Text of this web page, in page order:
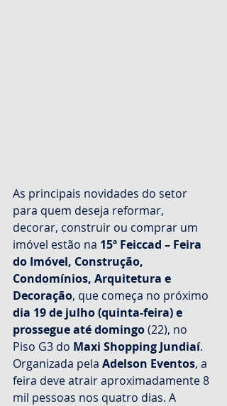
As principais novidades do setor
para quem deseja reformar,
decorar, construir ou comprar um
imóvel estão na 15ª Feiccad – Feira
do Imóvel, Construção,
Condomínios, Arquitetura e
Decoração, que começa no próximo
dia 19 de julho (quinta-feira) e
prossegue até domingo (22), no
Piso G3 do Maxi Shopping Jundiaí.
Organizada pela Adelson Eventos, a
feira deve atrair aproximadamente 8
mil pessoas nos quatro dias. A